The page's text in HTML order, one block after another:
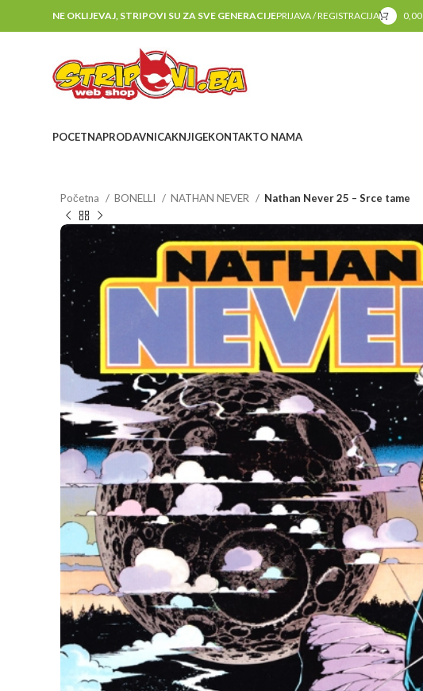
NE OKLIJEVAJ, STRIPOVI SU ZA SVE GENERACIJEPRIJAVA / REGISTRACIJA 0,00
POCETNAPRODAVNICAKNJIGEKONTAKTO NAMA
Početna BONELLI NATHAN NEVER Nathan Never 25 – Srce tame